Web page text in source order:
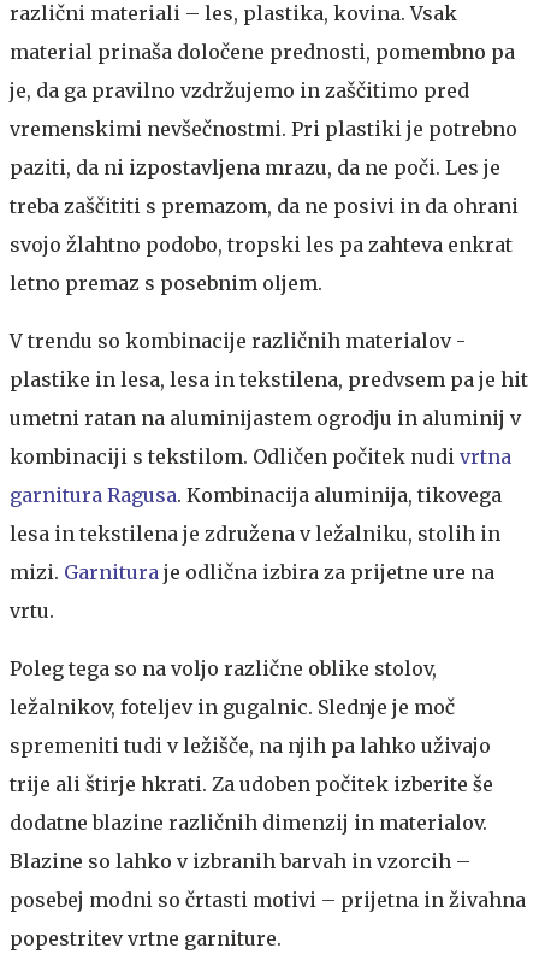
različni materiali – les, plastika, kovina. Vsak
material prinaša določene prednosti, pomembno pa
je, da ga pravilno vzdržujemo in zaščitimo pred
vremenskimi nevšečnostmi. Pri plastiki je potrebno
paziti, da ni izpostavljena mrazu, da ne poči. Les je
treba zaščititi s premazom, da ne posivi in da ohrani
svojo žlahtno podobo, tropski les pa zahteva enkrat
letno premaz s posebnim oljem.
V trendu so kombinacije različnih materialov -
plastike in lesa, lesa in tekstilena, predvsem pa je hit
umetni ratan na aluminijastem ogrodju in aluminij v
kombinaciji s tekstilom. Odličen počitek nudi vrtna
garnitura Ragusa. Kombinacija aluminija, tikovega
lesa in tekstilena je združena v ležalniku, stolih in
mizi. Garnitura je odlična izbira za prijetne ure na
vrtu.
Poleg tega so na voljo različne oblike stolov,
ležalnikov, foteljev in gugalnic. Slednje je moč
spremeniti tudi v ležišče, na njih pa lahko uživajo
trije ali štirje hkrati. Za udoben počitek izberite še
dodatne blazine različnih dimenzij in materialov.
Blazine so lahko v izbranih barvah in vzorcih –
posebej modni so črtasti motivi – prijetna in živahna
popestritev vrtne garniture.